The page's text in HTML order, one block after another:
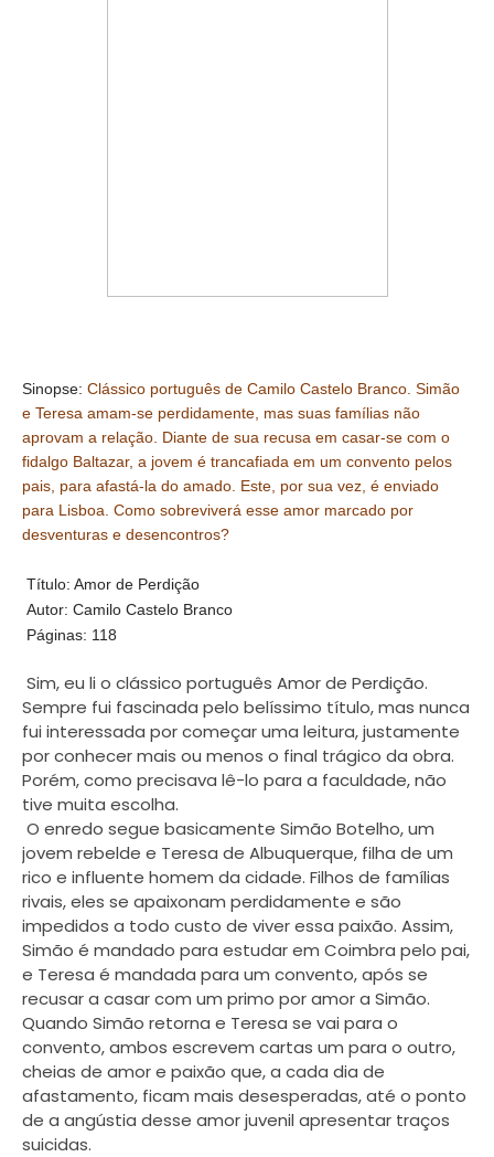
Sinopse: Clássico português de Camilo Castelo Branco. Simão
e Teresa amam-se perdidamente, mas suas famílias não
aprovam a relação. Diante de sua recusa em casar-se com o
fidalgo Baltazar, a jovem é trancafiada em um convento pelos
pais, para afastá-la do amado. Este, por sua vez, é enviado
para Lisboa. Como sobreviverá esse amor marcado por
desventuras e desencontros?
Título: Amor de Perdição
Autor: Camilo Castelo Branco
Páginas: 118
Sim, eu li o clássico português Amor de Perdição.
Sempre fui fascinada pelo belíssimo título, mas nunca
fui interessada por começar uma leitura, justamente
por conhecer mais ou menos o final trágico da obra.
Porém, como precisava lê-lo para a faculdade, não
tive muita escolha.
O enredo segue basicamente Simão Botelho, um
jovem rebelde e Teresa de Albuquerque, filha de um
rico e influente homem da cidade. Filhos de famílias
rivais, eles se apaixonam perdidamente e são
impedidos a todo custo de viver essa paixão. Assim,
Simão é mandado para estudar em Coimbra pelo pai,
e Teresa é mandada para um convento, após se
recusar a casar com um primo por amor a Simão.
Quando Simão retorna e Teresa se vai para o
convento, ambos escrevem cartas um para o outro,
cheias de amor e paixão que, a cada dia de
afastamento, ficam mais desesperadas, até o ponto
de a angústia desse amor juvenil apresentar traços
suicidas.